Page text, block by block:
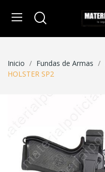
Inicio Fundas de Armas
HOLSTER SP2